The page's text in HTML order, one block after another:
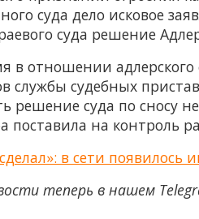
суда дело исковое
суда решение
в отношении адлерского
службы судебных
решение суда по сносу
поставила на контроль
в сети появилось
теперь в нашем